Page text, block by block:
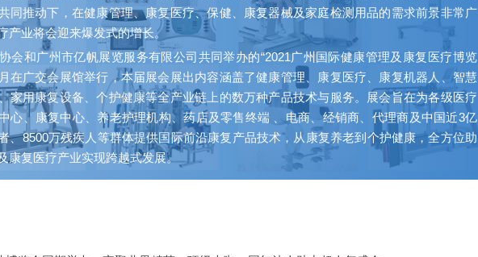
同推动下，在健康管理、康复医疗、保健、康复器械及家庭检测用品的需求前景非常广
产业将会迎来爆发式的增长。
会和广州市亿帆展览服务有限公司共同举办的“2021广州国际健康管理及康复医疗博览
在广交会展馆举行，本届展会展出内容涵盖了健康管理、康复医疗、康复机器人、智慧
家用康复设备、个护健康等全产业链上的数万种产品技术与服务。展会旨在为各级医疗
心、康复中心、养老护理机构、药店及零售终端 、电商、经销商、代理商及中国近3亿
、8500万残疾人等群体提供国际前沿康复产品技术，从康复养老到个护健康，全方位助
康复医疗产业实现跨越式发展。